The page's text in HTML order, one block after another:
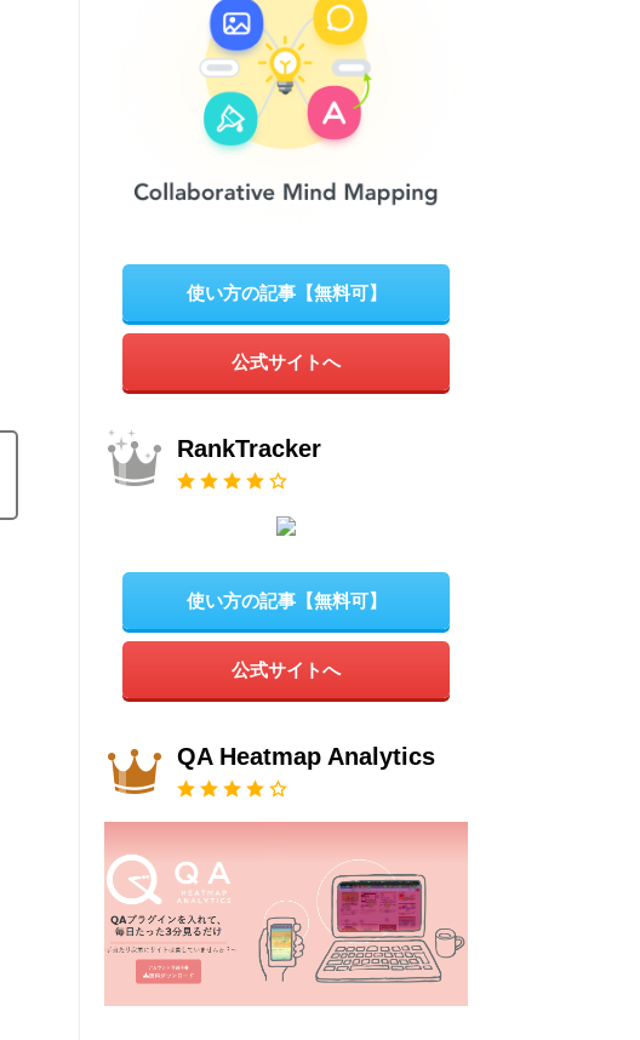
使い方の記事【無料可】
公式サイトへ
RankTracker
使い方の記事【無料可】
公式サイトへ
QA Heatmap Analytics